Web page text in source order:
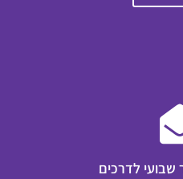
שבועי לדרכים